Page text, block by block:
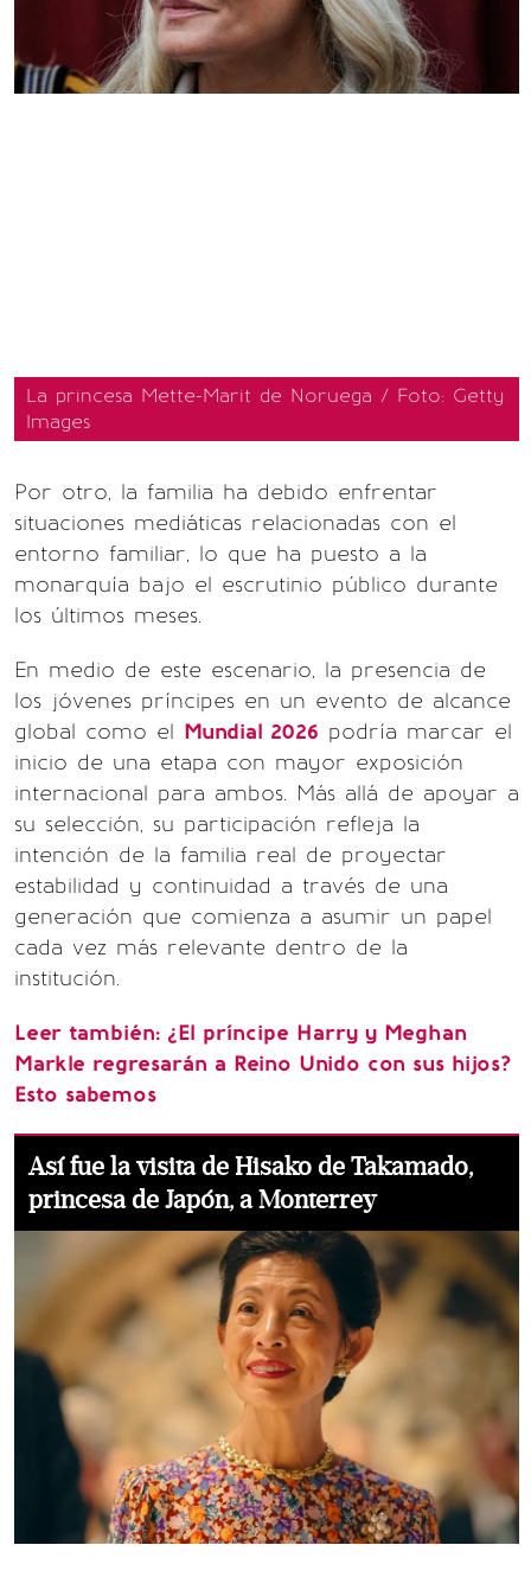
La princesa Mette-Marit de Noruega / Foto: Getty
Images
Por otro, la familia ha debido enfrentar
situaciones mediáticas relacionadas con el
entorno familiar, lo que ha puesto a la
monarquía bajo el escrutinio público durante
los últimos meses.
En medio de este escenario, la presencia de
los jóvenes príncipes en un evento de alcance
global como el Mundial 2026 podría marcar el
inicio de una etapa con mayor exposición
internacional para ambos. Más allá de apoyar a
su selección, su participación refleja la
intención de la familia real de proyectar
estabilidad y continuidad a través de una
generación que comienza a asumir un papel
cada vez más relevante dentro de la
institución.
Leer también: ¿El príncipe Harry y Meghan
Markle regresarán a Reino Unido con sus hijos?
Esto sabemos
Así fue la visita de Hisako de Takamado,
princesa de Japón, a Monterrey